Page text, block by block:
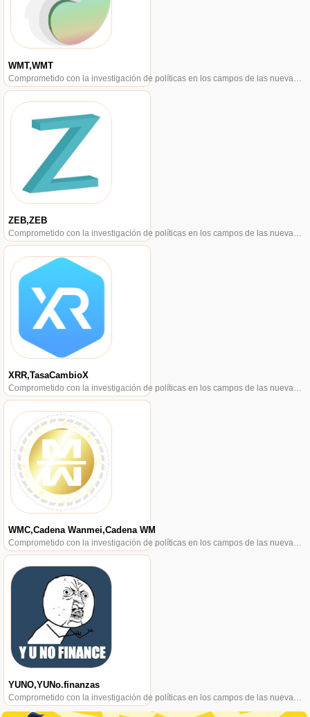
WMT,WMT
ZEB,ZEB
XRR,TasaCambioX
WMC,Cadena Wanmei,Cadena WM
YUNO,YUNo.finanzas
Comprometido con la investigación de políticas en los campos de las nuevas finanzas, las finanzas internacionales y los mercados financieros.